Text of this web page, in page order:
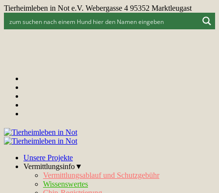
Tierheimleben in Not e.V. Webergasse 4 95352 Marktleugast
Unsere Projekte
Vermittlungsinfo▼
Vermittlungsablauf und Schutzgebühr
Wissenswertes